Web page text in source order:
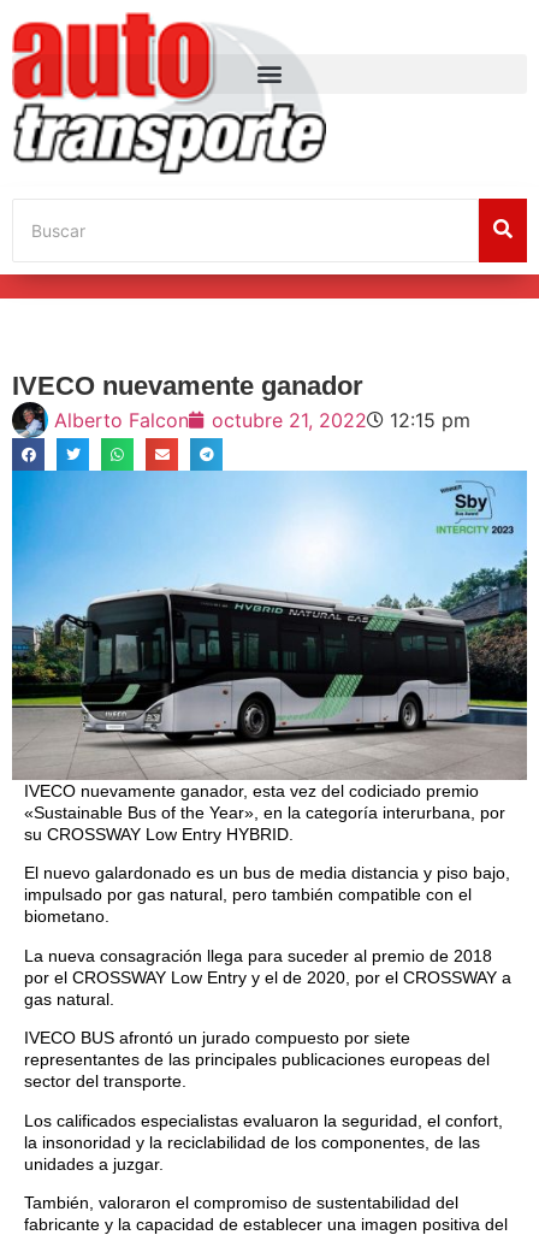
IVECO nuevamente ganador
Alberto Falcon octubre 21, 2022 12:15 pm
IVECO nuevamente ganador, esta vez del codiciado premio
«Sustainable Bus of the Year», en la categoría interurbana, por
su CROSSWAY Low Entry HYBRID.
El nuevo galardonado es un bus de media distancia y piso bajo,
impulsado por gas natural, pero también compatible con el
biometano.
La nueva consagración llega para suceder al premio de 2018
por el CROSSWAY Low Entry y el de 2020, por el CROSSWAY a
gas natural.
IVECO BUS afrontó un jurado compuesto por siete
representantes de las principales publicaciones europeas del
sector del transporte.
Los calificados especialistas evaluaron la seguridad, el confort,
la insonoridad y la reciclabilidad de los componentes, de las
unidades a juzgar.
También, valoraron el compromiso de sustentabilidad del
fabricante y la capacidad de establecer una imagen positiva del